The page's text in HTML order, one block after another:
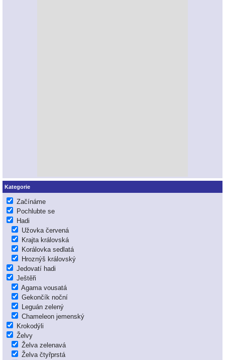
Kategorie
Začínáme
Pochlubte se
Hadi
Užovka červená
Krajta královská
Korálovka sedlatá
Hroznýš královský
Jedovatí hadi
Ještěři
Agama vousatá
Gekončík noční
Leguán zelený
Chameleon jemenský
Krokodýli
Želvy
Želva zelenavá
Želva čtyřprstá